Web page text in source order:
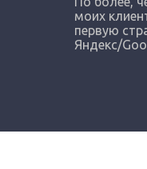
моих
первую
Яндекс/